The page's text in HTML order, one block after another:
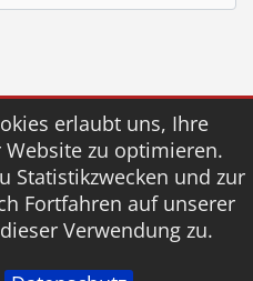
erlaubt uns, Ihre
zu optimieren.
Statistikzwecken und zur
Fortfahren auf unserer
Verwendung zu.
DOWNLOAD